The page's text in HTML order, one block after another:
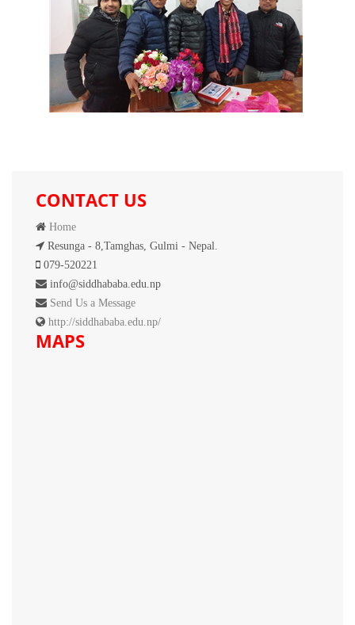
CONTACT US
Home
Resunga - 8,Tamghas, Gulmi - Nepal.
079-520221
info@siddhababa.edu.np
Send Us a Message
http://siddhababa.edu.np/
MAPS